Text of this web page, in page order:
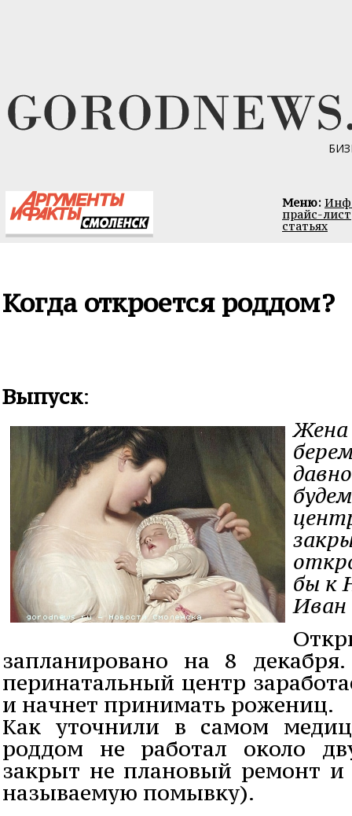
Меню:
прайс-лист
статьях
Когда откроется роддом?
Выпуск:
Жена
бы к
Иван
запланировано на 8
перинатальный центр
и начнет принимать рожениц.
Как уточнили в самом
роддом не работал около
закрыт не плановый ремонт и
называемую помывку).